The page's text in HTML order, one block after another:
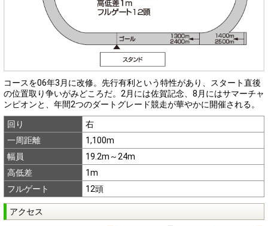
コースを06年3月に改修。先行有利という特性があり、スタート直後
の位置取り争いがみどころだ。2月には佐賀記念、8月にはサマーチャ
ンピオンと、年間2つのダートグレード競走が華やかに開催される。
回り
右
一周距離
1,100m
幅員
19.2m～24m
高低差
1m
フルゲート
12頭
アクセス